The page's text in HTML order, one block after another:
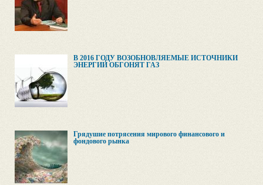
В 2016 ГОДУ ВОЗОБНОВЛЯЕМЫЕ ИСТОЧНИКИ
ЭНЕРГИИ ОБГОНЯТ ГАЗ
Грядушие потрясения мирового финансового и
фондового рынка